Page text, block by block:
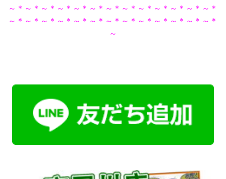
～＊～＊～＊～＊～＊～＊～＊～＊～＊～＊～＊～＊～＊
～＊～＊～＊～＊～＊～＊～＊～＊～＊～＊～＊～＊～＊
～